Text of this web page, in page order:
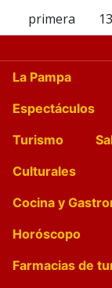
primera 13
La Pampa
Espectáculos
Turismo
Culturales
Cocina y
Horóscopo
Farmacias de